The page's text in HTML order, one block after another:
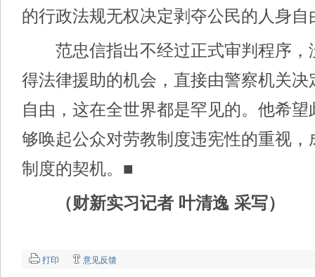
的行政法规无权决定剥夺公民的人身自
范忠信指出不经过正式审判程序，
得法律援助的机会，直接由警察机关决
自由，这在全世界都是罕见的。他希
够唤起公众对劳教制度违宪性的重视，
制度的契机。■
（财新实习记者 叶清逸 采写）
打印 意见反馈